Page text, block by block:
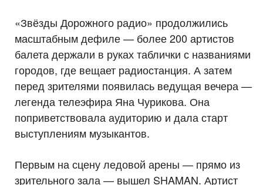
«Звёзды Дорожного радио» продолжились
масштабным дефиле — более 200 артистов
балета держали в руках таблички с названиями
городов, где вещает радиостанция. А затем
перед зрителями появилась ведущая вечера —
легенда телеэфира Яна Чурикова. Она
поприветствовала аудиторию и дала старт
выступлениям музыкантов.
Первым на сцену ледовой арены — прямо из
зрительного зала — вышел SHAMAN. Артист